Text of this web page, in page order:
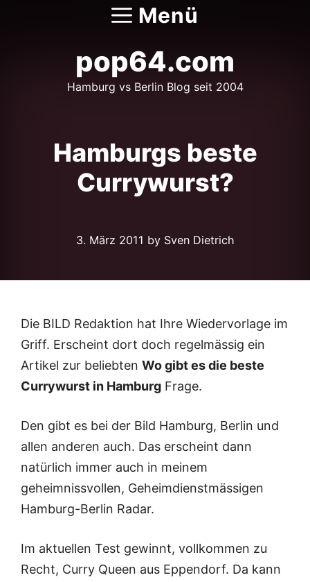
Menü
pop64.com
Hamburg vs Berlin Blog seit 2004
Hamburgs beste
Currywurst?
3. März 2011 by Sven Dietrich
Die BILD Redaktion hat Ihre Wiedervorlage im
Griff. Erscheint dort doch regelmässig ein
Artikel zur beliebten Wo gibt es die beste
Currywurst in Hamburg Frage.
Den gibt es bei der Bild Hamburg, Berlin und
allen anderen auch. Das erscheint dann
natürlich immer auch in meinem
geheimnissvollen, Geheimdienstmässigen
Hamburg-Berlin Radar.
Im aktuellen Test gewinnt, vollkommen zu
Recht, Curry Queen aus Eppendorf. Da kann